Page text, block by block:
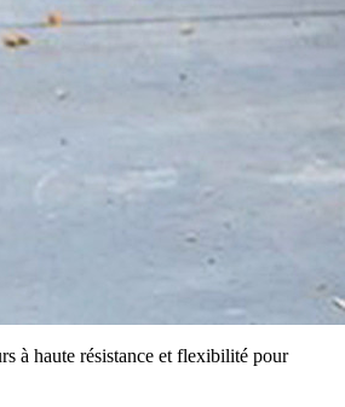
à haute résistance et flexibilité pour